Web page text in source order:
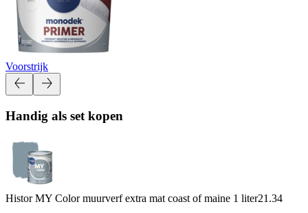
Voorstrijk
Handig als set kopen
Histor MY Color muurverf extra mat coast of maine 1 liter21.34